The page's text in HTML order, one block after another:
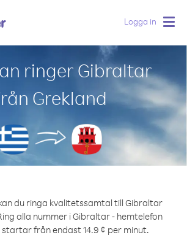
Logga in
ringer Gibraltar
Grekland
du ringa kvalitetssamtal till Gibraltar
alla nummer i Gibraltar - hemtelefon
startar från endast 14.9 ¢ per minut.